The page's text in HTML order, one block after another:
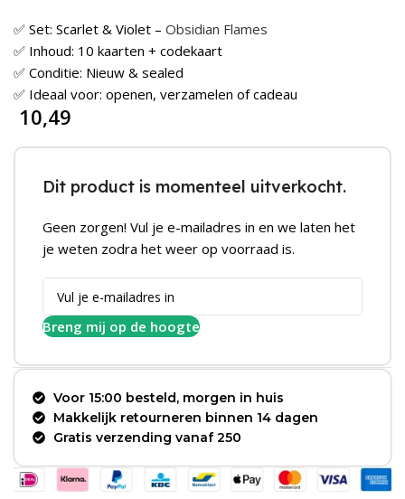
✅ Set: Scarlet & Violet – Obsidian Flames
✅ Inhoud: 10 kaarten + codekaart
✅ Conditie: Nieuw & sealed
✅ Ideaal voor: openen, verzamelen of cadeau
10,49
Dit product is momenteel uitverkocht.
Geen zorgen! Vul je e-mailadres in en we laten het
je weten zodra het weer op voorraad is.
Breng mij op de hoogte
Voor 15:00 besteld, morgen in huis
Makkelijk retourneren binnen 14 dagen
Gratis verzending vanaf 250